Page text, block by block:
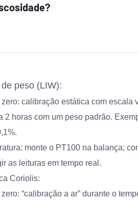
peso (LIW):
calibração estática com
2 horas com um peso padrão.
monte o PT100 na balança;
as leituras em tempo real.
Coriolis:
“calibração a ar” durante o